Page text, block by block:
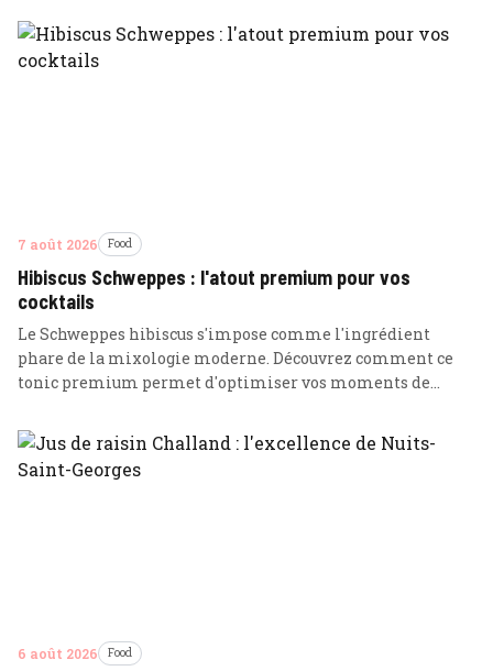
le vignoble en un actif d'investissement résilient.
7 août 2026 Food
Hibiscus Schweppes : l'atout premium pour vos
cocktails
Le Schweppes hibiscus s'impose comme l'ingrédient
phare de la mixologie moderne. Découvrez comment ce
tonic premium permet d'optimiser vos moments de
investisseurs.
6 août 2026 Food